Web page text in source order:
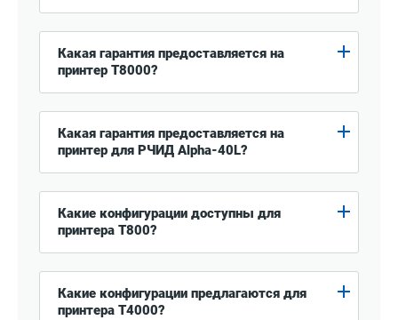
Какая гарантия предоставляется на
принтер T8000?
Какая гарантия предоставляется на
принтер для РЧИД Alpha-40L?
Какие конфигурации доступны для
принтера T800?
Какие конфигурации предлагаются для
принтера T4000?